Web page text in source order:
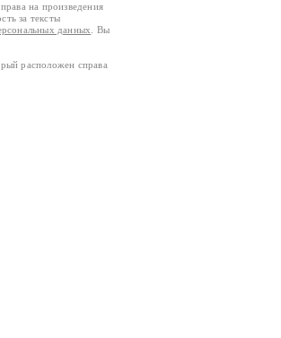
права на произведения
за тексты
данных
. Вы
расположен справа